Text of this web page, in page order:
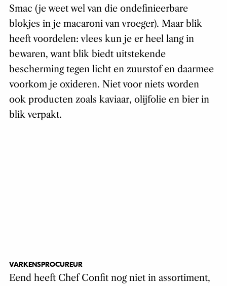
Smac (je weet wel van die ondefinieerbare
blokjes in je macaroni van vroeger). Maar blik
heeft voordelen: vlees kun je er heel lang in
bewaren, want blik biedt uitstekende
bescherming tegen licht en zuurstof en daarmee
voorkom je oxideren. Niet voor niets worden
ook producten zoals kaviaar, olijfolie en bier in
blik verpakt.
VARKENSPROCUREUR
Eend heeft Chef Confit nog niet in assortiment,